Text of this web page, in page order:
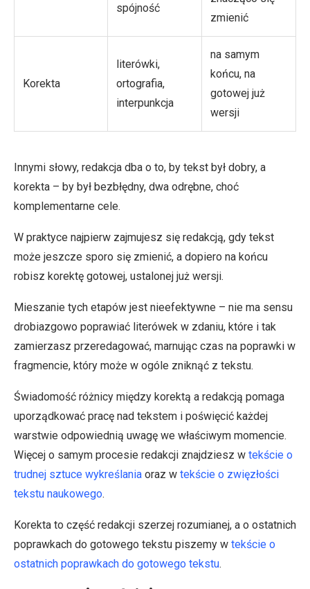
spójność
zmienić
Korekta
literówki,
ortografia,
interpunkcja
na samym
końcu, na
gotowej już
wersji
Innymi słowy, redakcja dba o to, by tekst był dobry, a
korekta – by był bezbłędny, dwa odrębne, choć
komplementarne cele.
W praktyce najpierw zajmujesz się redakcją, gdy tekst
może jeszcze sporo się zmienić, a dopiero na końcu
robisz korektę gotowej, ustalonej już wersji.
Mieszanie tych etapów jest nieefektywne – nie ma sensu
drobiazgowo poprawiać literówek w zdaniu, które i tak
zamierzasz przeredagować, marnując czas na poprawki w
fragmencie, który może w ogóle zniknąć z tekstu.
Świadomość różnicy między korektą a redakcją pomaga
uporządkować pracę nad tekstem i poświęcić każdej
warstwie odpowiednią uwagę we właściwym momencie.
Więcej o samym procesie redakcji znajdziesz w tekście o
trudnej sztuce wykreślania oraz w tekście o zwięzłości
tekstu naukowego.
Korekta to część redakcji szerzej rozumianej, a o ostatnich
poprawkach do gotowego tekstu piszemy w tekście o
ostatnich poprawkach do gotowego tekstu.